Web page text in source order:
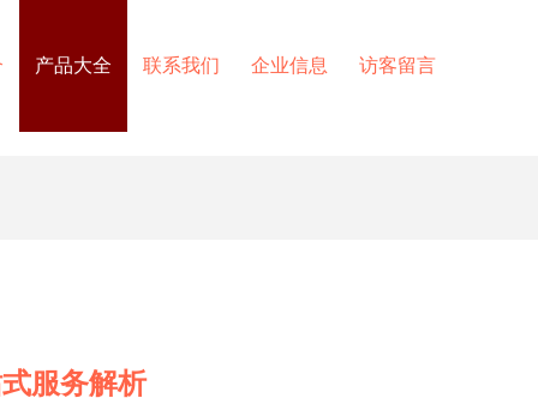
产品大全 联系我们 企业信息 访客留言
服务解析